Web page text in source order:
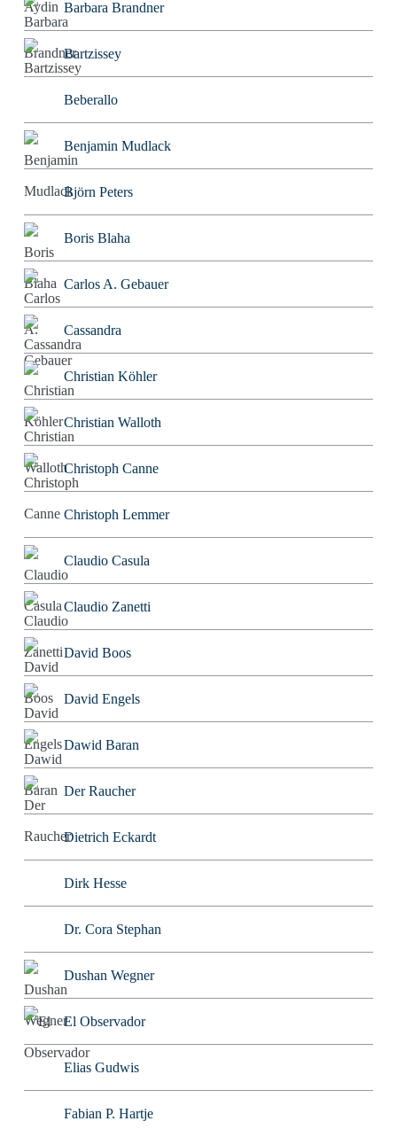
Barbara Brandner
Bartzissey
Beberallo
Benjamin Mudlack
Björn Peters
Boris Blaha
Carlos A. Gebauer
Cassandra
Christian Köhler
Christian Walloth
Christoph Canne
Christoph Lemmer
Claudio Casula
Claudio Zanetti
David Boos
David Engels
Dawid Baran
Der Raucher
Dietrich Eckardt
Dirk Hesse
Dr. Cora Stephan
Dushan Wegner
El Observador
Elias Gudwis
Fabian P. Hartje